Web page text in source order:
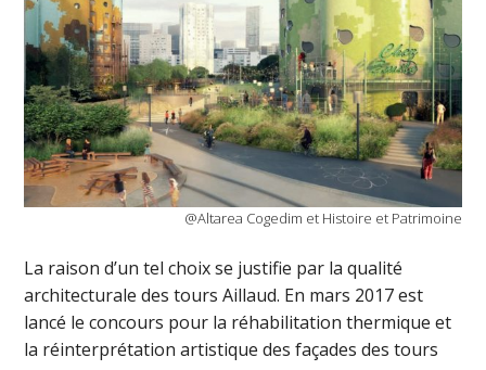
@Altarea Cogedim et Histoire et Patrimoine
La raison d’un tel choix se justifie par la qualité
architecturale des tours Aillaud. En mars 2017 est
lancé le concours pour la réhabilitation thermique et
la réinterprétation artistique des façades des tours